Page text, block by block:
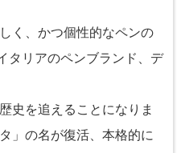
く、かつ個性的なペンの
タリアのペンブランド、デ
史を追えることになりま
」の名が復活、本格的に